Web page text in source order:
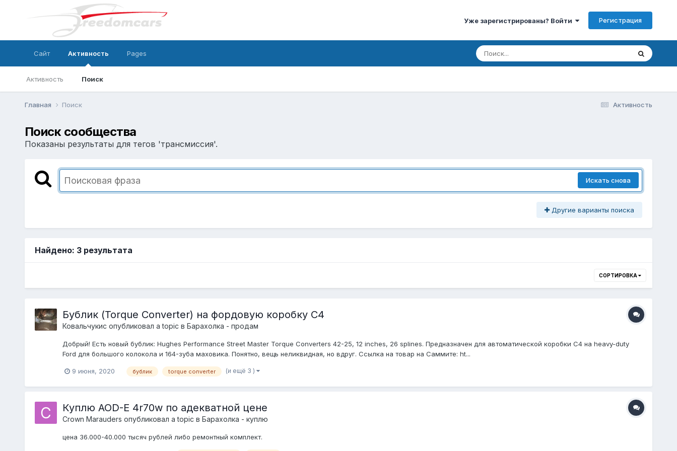
Уже зарегистрированы? Войти Регистрация
Сайт Активность
Активность Поиск
Pages
Активность
Главная Поиск
Поиск сообщества
Показаны результаты для тегов 'трансмиссия'.
Искать снова
Другие варианты поиска
Найдено: 3 результата
СОРТИРОВКА
Бублик (Torque Converter) на фордовую коробку С4
Ковальчукис опубликовал a topic в Барахолка - продам
Добрый! Есть новый бублик: Hughes Performance Street Master Torque Converters 42-25, 12 inches, 26 splines. Предназначен для автоматической коробки С4 на heavy-duty
Ford для большого колокола и 164-зуба маховика. Понятно, вещь неликвидная, но вдруг. Ссылка на товар на Саммите: ht...
9 июня, 2020 бублик torque converter (и ещё 3 )
Куплю AOD-E 4r70w по адекватной цене
Crown Marauders опубликовал a topic в Барахолка - куплю
цена 36.000-40.000 тысяч рублей либо ремонтный комплект.